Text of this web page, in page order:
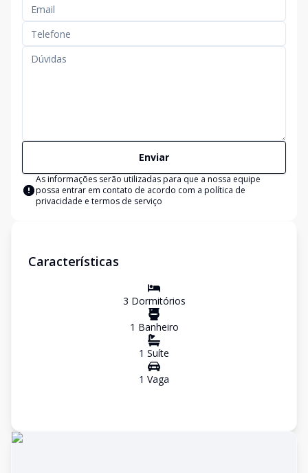
Enviar
As informações serão utilizadas para que a nossa equipe
possa entrar em contato de acordo com a política de
privacidade e termos de serviço
Características
3 Dormitórios
1 Banheiro
1 Suíte
1 Vaga